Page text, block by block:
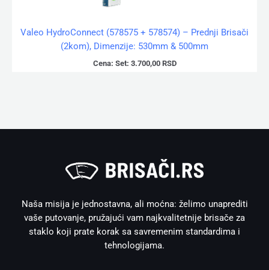
Valeo HydroConnect (578575 + 578574) – Prednji Brisači
(2kom), Dimenzije: 530mm & 500mm
Cena: Set: 3.700,00 RSD
Naša misija je jednostavna, ali moćna: želimo unaprediti
vaše putovanje, pružajući vam najkvalitetnije brisače za
staklo koji prate korak sa savremenim standardima i
tehnologijama.